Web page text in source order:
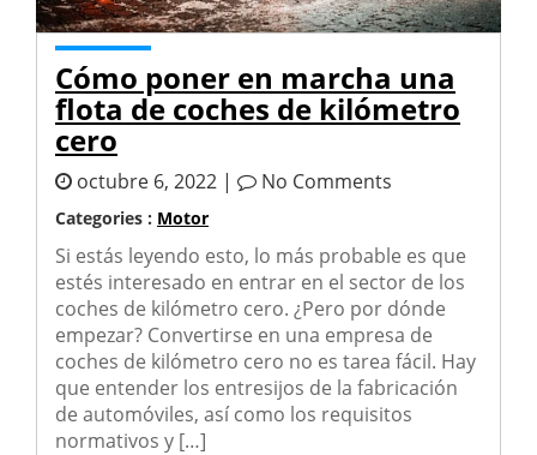
Cómo poner en marcha una
flota de coches de kilómetro
cero
octubre 6, 2022 | No Comments
Categories : Motor
Si estás leyendo esto, lo más probable es que
estés interesado en entrar en el sector de los
coches de kilómetro cero. ¿Pero por dónde
empezar? Convertirse en una empresa de
coches de kilómetro cero no es tarea fácil. Hay
que entender los entresijos de la fabricación
de automóviles, así como los requisitos
normativos y […]